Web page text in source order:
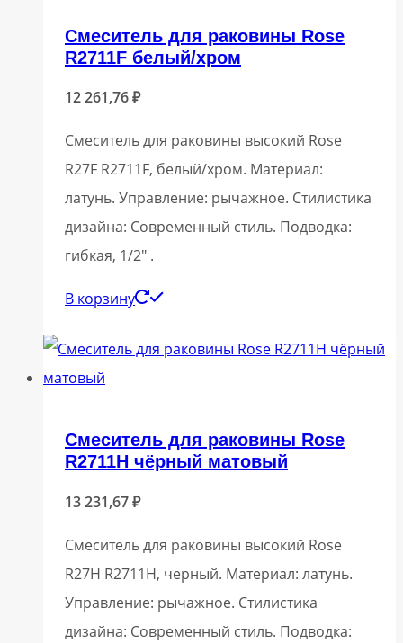
Смеситель для раковины Rose
R2711F белый/хром
12 261,76₽
Смеситель для раковины высокий Rose
R27F R2711F, белый/хром. Материал:
латунь. Управление: рычажное. Стилистика
дизайна: Современный стиль. Подводка:
гибкая, 1/2″ .
В корзину
Смеситель для раковины Rose
R2711H чёрный матовый
13 231,67₽
Смеситель для раковины высокий Rose
R27H R2711H, черный. Материал: латунь.
Управление: рычажное. Стилистика
дизайна: Современный стиль. Подводка: